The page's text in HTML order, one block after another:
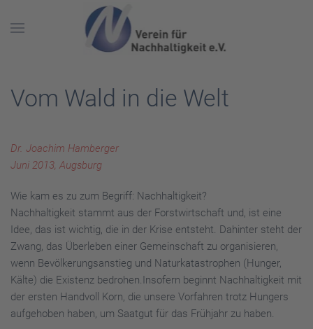
Skip to main content
Vom Wald in die Welt
Dr. Joachim Hamberger
Juni 2013, Augsburg
Wie kam es zu zum Begriff: Nachhaltigkeit?
Nachhaltigkeit stammt aus der Forstwirtschaft und, ist eine
Idee, das ist wichtig, die in der Krise entsteht. Dahinter steht der
Zwang, das Überleben einer Gemeinschaft zu organisieren,
wenn Bevölkerungsanstieg und Naturkatastrophen (Hunger,
Kälte) die Existenz bedrohen.Insofern beginnt Nachhaltigkeit mit
der ersten Handvoll Korn, die unsere Vorfahren trotz Hungers
aufgehoben haben, um Saatgut für das Frühjahr zu haben.